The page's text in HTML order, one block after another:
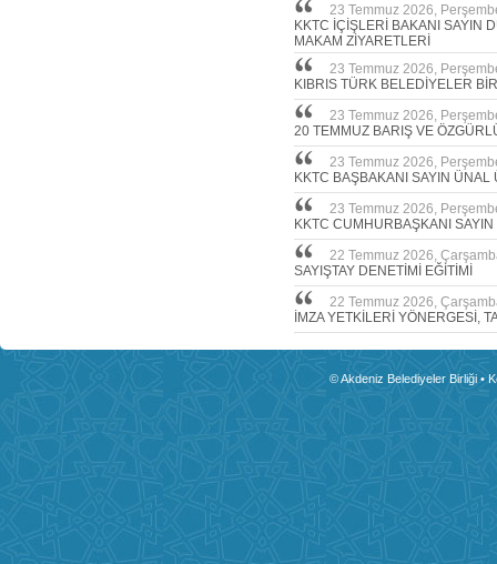
23 Temmuz 2026,
KKTC İÇİŞLERİ BAKANI SAYIN
MAKAM ZİYARETLERİ
23 Temmuz 2026,
KIBRIS TÜRK BELEDİYELER
23 Temmuz 2026,
20 TEMMUZ BARIŞ VE
23 Temmuz 2026,
KKTC BAŞBAKANI SAYIN ÜNAL
23 Temmuz 2026,
KKTC CUMHURBAŞKANI
22 Temmuz 2026,
SAYIŞTAY DENETİMİ EĞİTİMİ
22 Temmuz 2026,
İMZA YETKİLERİ YÖNERGESİ,
© Akdeniz Belediyeler Birliği •